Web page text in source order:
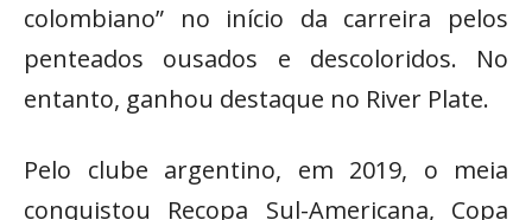
colombiano” no início da carreira pelos
penteados ousados e descoloridos. No
entanto, ganhou destaque no River Plate.
Pelo clube argentino, em 2019, o meia
conquistou Recopa Sul-Americana, Copa